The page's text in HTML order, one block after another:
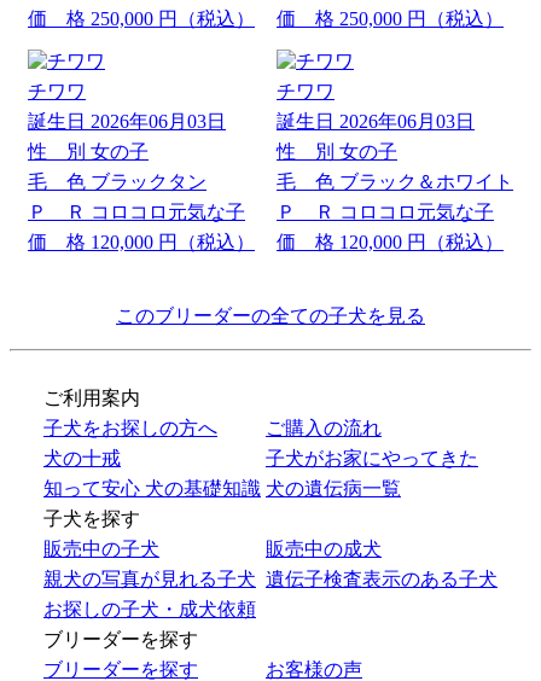
価 格 250,000 円（税込）
価 格 250,000 円（税込）
チワワ
誕生日 2026年06月03日
性 別 女の子
毛 色 ブラックタン
Ｐ Ｒ コロコロ元気な子
価 格 120,000 円（税込）
チワワ
誕生日 2026年06月03日
性 別 女の子
毛 色 ブラック＆ホワイト
Ｐ Ｒ コロコロ元気な子
価 格 120,000 円（税込）
このブリーダーの全ての子犬を見る
ご利用案内
子犬をお探しの方へ
ご購入の流れ
犬の十戒
子犬がお家にやってきた
知って安心 犬の基礎知識 犬の遺伝病一覧
子犬を探す
販売中の子犬
販売中の成犬
親犬の写真が見れる子犬 遺伝子検査表示のある子犬
お探しの子犬・成犬依頼
ブリーダーを探す
ブリーダーを探す
お客様の声